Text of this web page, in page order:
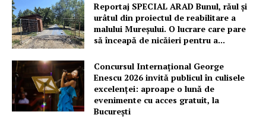
Proiecte editoriale
Rețea
Contact
Reportaj SPECIAL ARAD Bunul, răul și
urâtul din proiectul de reabilitare a
malului Mureșului. O lucrare care pare
să înceapă de nicăieri pentru a...
Concursul Internațional George
Enescu 2026 invită publicul în culisele
excelenței: aproape o lună de
evenimente cu acces gratuit, la
București